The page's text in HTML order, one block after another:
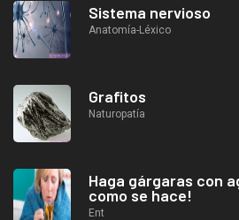
Sistema nervioso
Anatomía-Léxico
Grafitos
Naturopatía
Haga gárgaras con
como se hace!
Ent